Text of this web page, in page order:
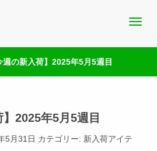
タセブン 公式BLOG
お届けします。
週の新入荷】2025年5月5週目
】2025年5月5週目
5月31日 カテゴリー: 新入荷アイテ